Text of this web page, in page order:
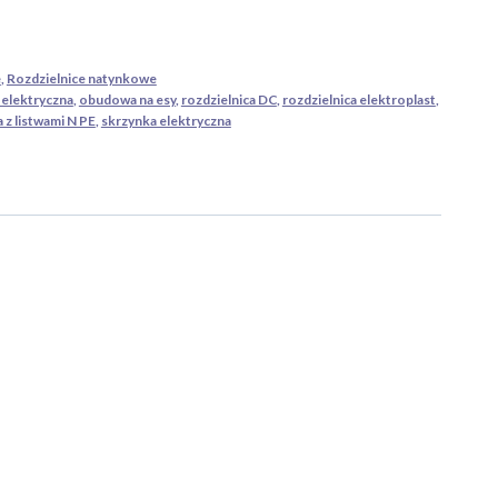
, Rozdzielnice natynkowe
, obudowa na esy, rozdzielnica DC, rozdzielnica elektroplast,
listwami N PE, skrzynka elektryczna